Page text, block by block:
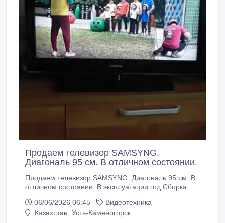
Продаем телевизор SAMSYNG.
Диагональ 95 см. В отличном состоянии.
Продаем телевизор SAMSYNG. Диагональ 95 см. В
отличном состоянии. В эксплуатации год Сборка
06/06/2026 06:45
Видеотехника
Казахстан, Усть-Каменогорск